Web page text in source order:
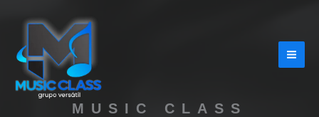
MUSIC CLASS